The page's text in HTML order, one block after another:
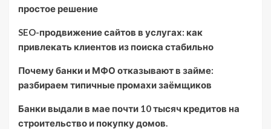
простое решение
SEO-продвижение сайтов в услугах: как
привлекать клиентов из поиска стабильно
Почему банки и МФО отказывают в займе:
разбираем типичные промахи заёмщиков
Банки выдали в мае почти 10 тысяч кредитов на
строительство и покупку домов.